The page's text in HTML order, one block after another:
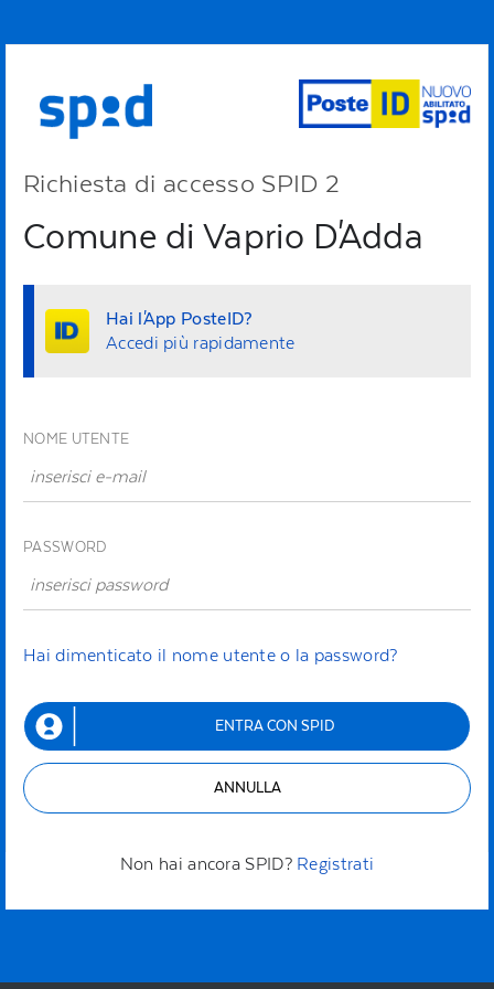
Richiesta di accesso SPID 2
Comune di Vaprio D'Adda
Hai l'App PosteID?
Accedi più rapidamente
NOME UTENTE
PASSWORD
Hai dimenticato il nome utente o la password?
ENTRA CON SPID
ANNULLA
Non hai ancora SPID? Registrati